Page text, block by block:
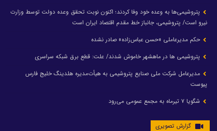
پتروشیمی‌ها به وعده خود وفا کردند؛ اکنون نوبت تحقق وعده دولت توسط وزارت
نیرو است/ پتروشیمی، جانباز خط مقدم اقتصاد ایران است
حکم مدیرعاملی «حسن عباس‌زاده» صادر نشده
پتروشیمی ها در ماهشهر خاموش شدند/ علت: قطع برق شبکه سراسری
مدیرعامل شرکت ملی صنایع پتروشیمی به هیأت‌مدیره هلدینگ خلیج فارس
پیوست
شگویا ۷ تیرماه به مجمع عمومی می‌رود
گزارش تصویری